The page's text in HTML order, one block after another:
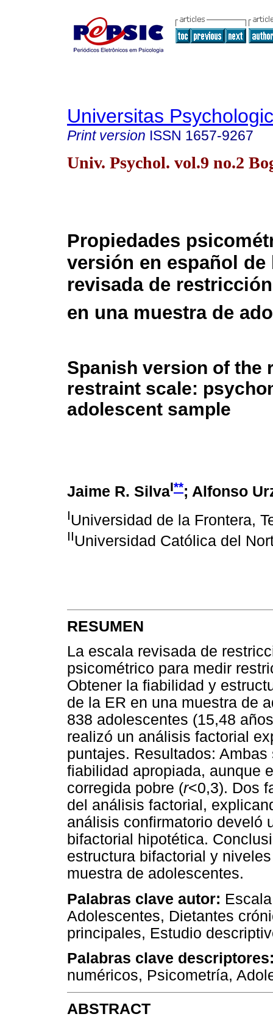
Universitas
Print version ISSN 1657-9267
Univ. Psychol. vol.9 no.2
Propiedades
versión en español de
revisada de
en una muestra de
Spanish version of the
restraint scale:
adolescent sample
Jaime R. SilvaI**; Alfonso
IUniversidad de la Frontera,
IIUniversidad Católica del
RESUMEN
La escala revisada de
psicométrico para medir
Obtener la fiabilidad y
de la ER en una muestra de
838 adolescentes (15,48
realizó un análisis factorial
puntajes. Resultados:
fiabilidad apropiada, aunque
corregida pobre (r<0,3). Dos
del análisis factorial,
análisis confirmatorio develó
bifactorial hipotética.
estructura bifactorial y
muestra de adolescentes.
Palabras clave autor:
Adolescentes, Dietantes
principales, Estudio
Palabras clave
numéricos, Psicometría,
ABSTRACT